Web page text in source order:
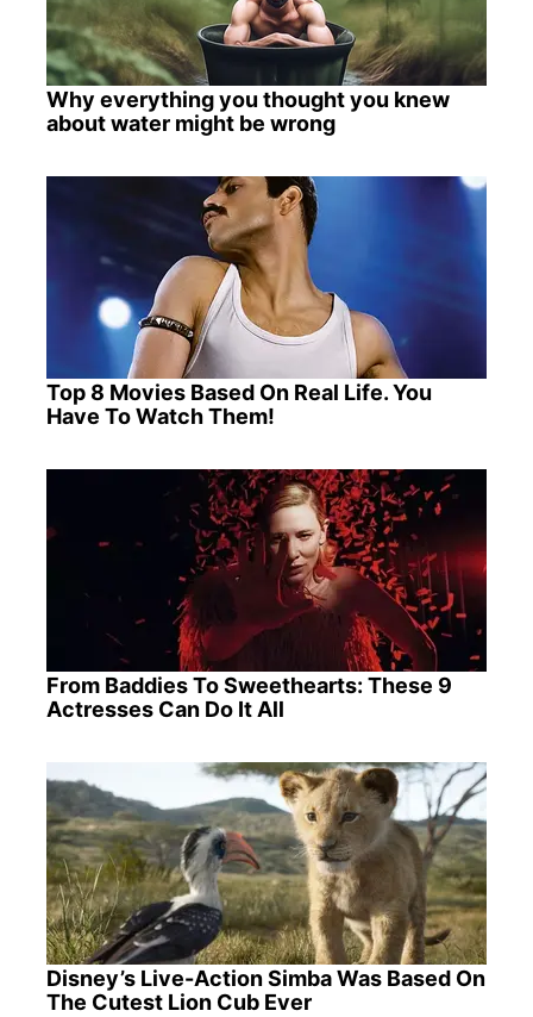
Why everything you thought you knew
about water might be wrong
Top 8 Movies Based On Real Life. You
Have To Watch Them!
From Baddies To Sweethearts: These 9
Actresses Can Do It All
Disney’s Live-Action Simba Was Based On
The Cutest Lion Cub Ever